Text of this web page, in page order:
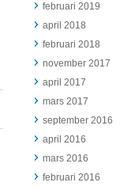
februari 2019
april 2018
februari 2018
november 2017
april 2017
mars 2017
september 2016
april 2016
mars 2016
februari 2016